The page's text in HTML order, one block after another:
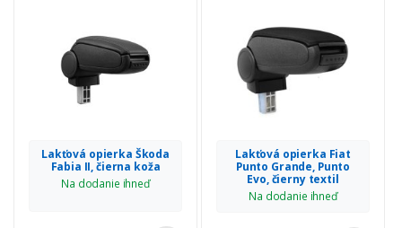
Lakťová opierka Škoda
Fabia II, čierna koža
Na dodanie ihneď
Lakťová opierka Fiat
Punto Grande, Punto
Evo, čierny textil
Na dodanie ihneď